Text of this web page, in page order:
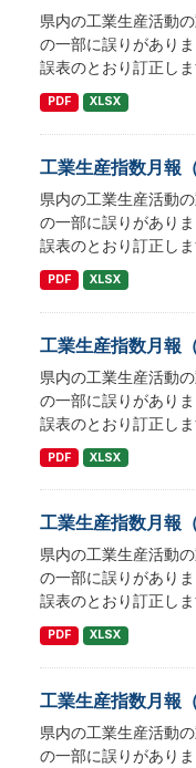
県内の工業生産活動
の一部に誤りがあり
誤表のとおり訂正し
PDF XLSX
工業生産指数月報
県内の工業生産活動
の一部に誤りがあり
誤表のとおり訂正し
PDF XLSX
工業生産指数月報
県内の工業生産活動
の一部に誤りがあり
誤表のとおり訂正し
PDF XLSX
工業生産指数月報
県内の工業生産活動
の一部に誤りがあり
誤表のとおり訂正し
PDF XLSX
工業生産指数月報
県内の工業生産活動
の一部に誤りがあり